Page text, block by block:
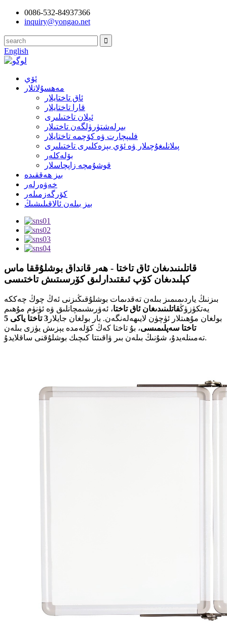
0086-532-84937366
inquiry@yongao.net
English
ئۆي
مەھسۇلاتلار
ئاق تاختايلار
قارا تاختايلار
ئېلان تاختىلىرى
بىرلەشتۈرۈلگەن تاختىلار
فلىپچارت ۋە كۆچمە تاختايلار
پىلانلىغۇچىلار ۋە ئۆي بېزەكلىرى تاختىلىرى
بۆلەكلەر
قوشۇمچە زاپچاسلار
بىز ھەققىدە
خەۋەرلەر
كۆرگەزمىلەر
بىز بىلەن ئالاقىلىشىڭ
قاتلىنىدىغان ئاق تاختا - ھەر قانداق بوشلۇققا ماس
كېلىدىغان كۆپ ئىقتىدارلىق كۆرسىتىش تاختىسى
بىزنىڭ ياردىمىمىز بىلەن تەقدىمات بوشلۇقىڭىزنى ئەڭ چوڭ چەككە
يەتكۈزۈڭقاتلىنىدىغان ئاق تاختا، ئەۋرىشىمچانلىق ۋە ئۈنۈم مۇھىم
بولغان مۇھىتلار ئۈچۈن لايىھەلەنگەن. بار بولغان جايلار
3 تاختا ياكى 5
تاختا سەپلىمىسى، بۇ تاختا كەڭ كۆلەمدە يېزىش يۈزى بىلەن
تەمىنلەيدۇ، شۇنىڭ بىلەن بىر ۋاقىتتا كىچىك بوشلۇقنى ساقلايدۇ.